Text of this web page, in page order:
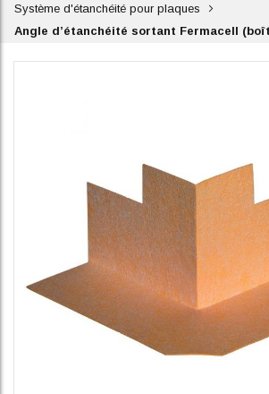
Système d'étanchéité pour plaques
Angle d’étanchéité sortant Fermacell